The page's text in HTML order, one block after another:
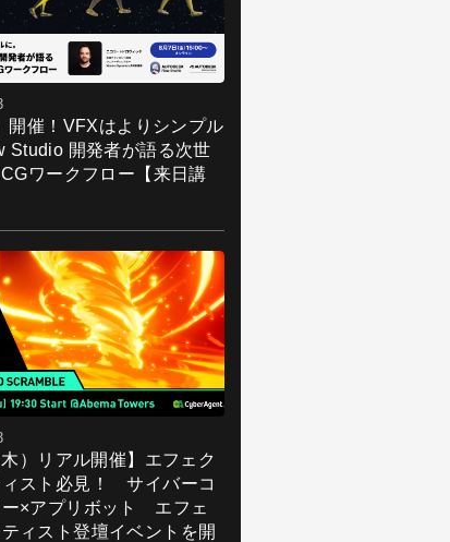
開催！VFXはよりシンプル
Studio 開発者が語る次世
ワークフロー【来日講
木）リアル開催】エフェク
ィスト必見！ サイバーコ
ー×アプリボット エフェ
ィスト登壇イベントを開